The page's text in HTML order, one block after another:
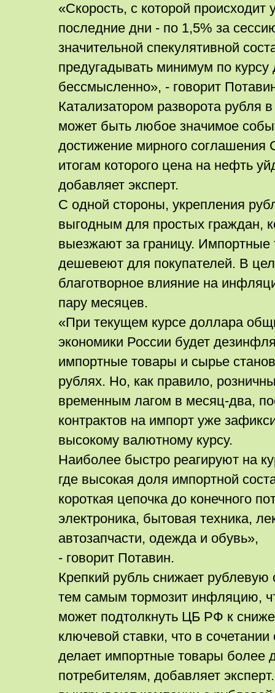
«Скорость, с которой происходит
последние дни - по 1,5% за
значительной спекулятивной
предугадывать минимум по курсу
бессмысленно», - говорит
Катализатором разворота рубля
может быть любое значимое
достижение мирного
итогам которого цена на нефть
добавляет эксперт.
С одной стороны, укрепления
выгодным для простых граждан,
выезжают за границу. Импортные
дешевеют для покупателей. В
благотворное влияние на
пару месяцев.
«При текущем курсе доллара
экономики России будет
импортные товары и сырье
рублях. Но, как правило,
временным лагом в месяц-два,
контрактов на импорт уже
высокому валютному курсу.
Наиболее быстро реагируют на
где высокая доля импортной
короткая цепочка до конечного
электроника, бытовая техника,
автозапчасти, одежда и обувь»,
- говорит Потавин.
Крепкий рубль снижает рублевую
тем самым тормозит инфляцию,
может подтолкнуть ЦБ РФ к
ключевой ставки, что в
делает импортные товары более
потребителям, добавляет